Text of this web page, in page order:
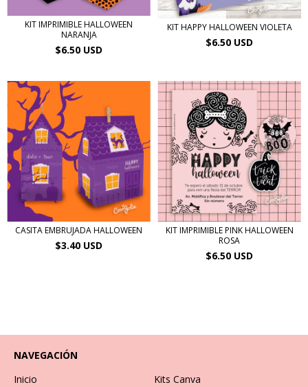
KIT IMPRIMIBLE HALLOWEEN
NARANJA
$6.50 USD
KIT HAPPY HALLOWEEN VIOLETA
$6.50 USD
CASITA EMBRUJADA HALLOWEEN
$3.40 USD
KIT IMPRIMIBLE PINK HALLOWEEN
ROSA
$6.50 USD
NAVEGACIÓN
Inicio
Kits Canva